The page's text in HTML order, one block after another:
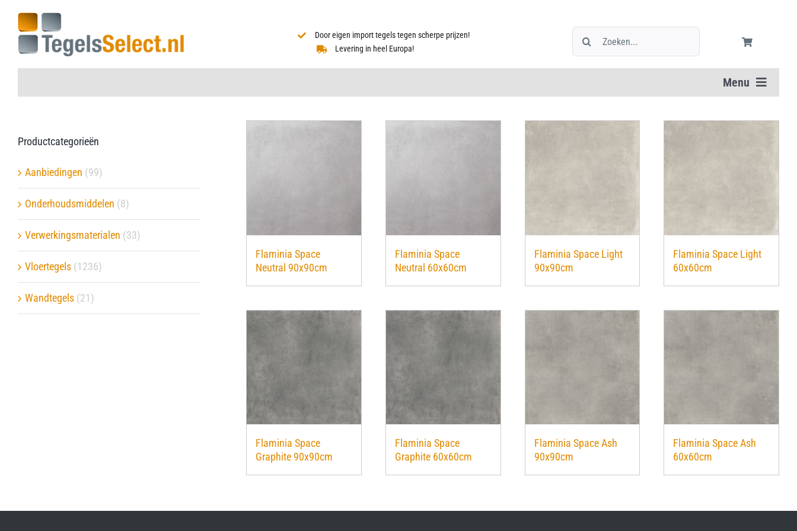
naar
inhoud
Door eigen import tegels tegen scherpe prijzen!
Levering in heel Europa!
Zoeken
naar:
Menu
Vloertegels
Wandtegels
Aanbiedingen
Onderhoudsmiddelen
Verwerkingsmaterialen
Flaminia Space
Neutral 90x90cm
Flaminia Space
Neutral 60x60cm
Flaminia Space Light
90x90cm
Flaminia Space Light
60x60cm
Flaminia Space
Graphite 90x90cm
Flaminia Space
Graphite 60x60cm
Flaminia Space Ash
90x90cm
Flaminia Space Ash
60x60cm
Productcategorieën
Aanbiedingen (99)
Onderhoudsmiddelen (8)
Verwerkingsmaterialen (33)
Vloertegels (1236)
Wandtegels (21)